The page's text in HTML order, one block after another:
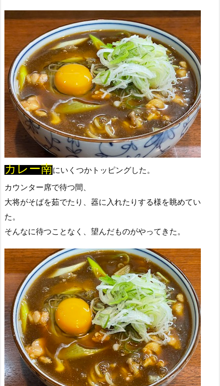
カレー南にいくつかトッピングした。
カウンター席で待つ間、
大将がそばを茹でたり、器に入れたりする様を眺めてい
た。
そんなに待つことなく、望んだものがやってきた。